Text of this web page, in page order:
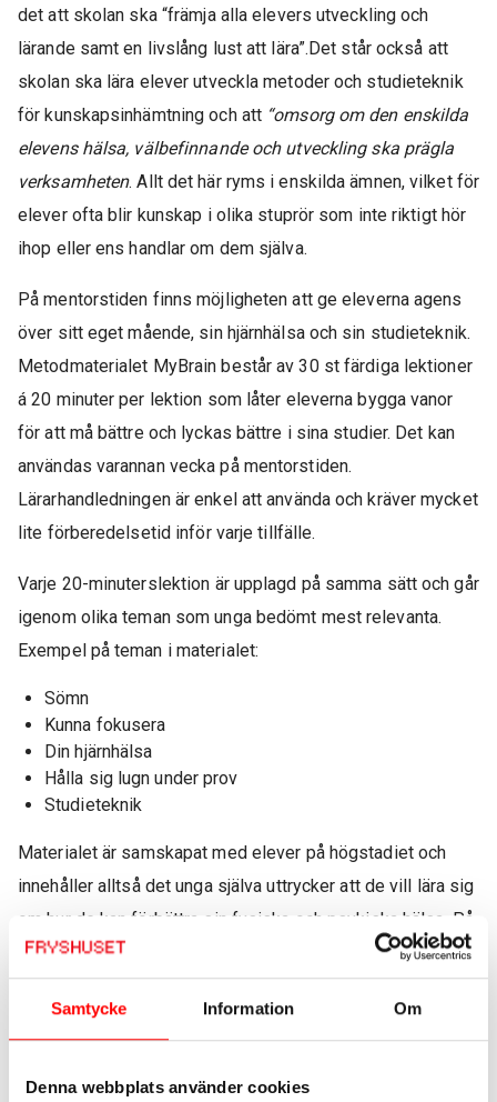
Samtycke Information Om
Denna webbplats använder cookies
det att skolan ska “främja alla elevers utveckling och
lärande samt en livslång lust att lära”.Det står också att
skolan ska lära elever utveckla metoder och studieteknik
för kunskapsinhämtning och att “omsorg om den enskilda
elevens hälsa, välbefinnande och utveckling ska prägla
verksamheten. Allt det här ryms i enskilda ämnen, vilket för
elever ofta blir kunskap i olika stuprör som inte riktigt hör
ihop eller ens handlar om dem själva.
På mentorstiden finns möjligheten att ge eleverna agens
över sitt eget mående, sin hjärnhälsa och sin studieteknik.
Metodmaterialet MyBrain består av 30 st färdiga lektioner
á 20 minuter per lektion som låter eleverna bygga vanor
för att må bättre och lyckas bättre i sina studier. Det kan
användas varannan vecka på mentorstiden.
Lärarhandledningen är enkel att använda och kräver mycket
lite förberedelsetid inför varje tillfälle.
Varje 20-minuterslektion är upplagd på samma sätt och går
igenom olika teman som unga bedömt mest relevanta.
Exempel på teman i materialet:
Sömn
Kunna fokusera
Din hjärnhälsa
Hålla sig lugn under prov
Studieteknik
Materialet är samskapat med elever på högstadiet och
innehåller alltså det unga själva uttrycker att de vill lära sig
om hur de kan förbättra sin fysiska och psykiska hälsa. På
de skolor där materialet implementerats under
mentorstiden har vi sett att unga har fått verktyg och
metoder för att hantera stress och hitta fokus.